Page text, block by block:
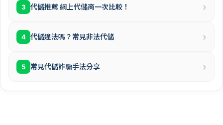
3 代儲推薦 網上代儲商一次比較！ ›
4 代儲違法嗎？常見非法代儲 ›
5 常見代儲詐騙手法分享 ›